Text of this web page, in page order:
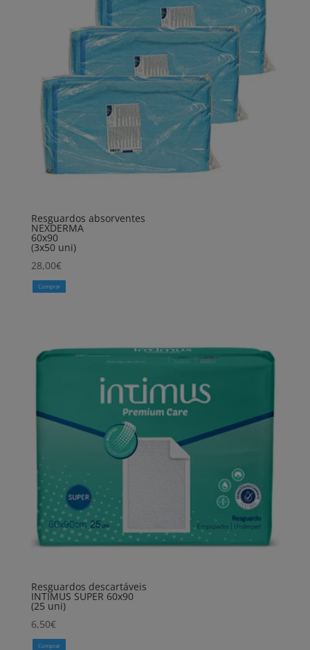
Resguardos absorventes
NEXDERMA
60x90
(3x50 uni)
28,00€
Comprar
Resguardos descartáveis
INTIMUS SUPER 60x90
(25 uni)
6,50€
Comprar